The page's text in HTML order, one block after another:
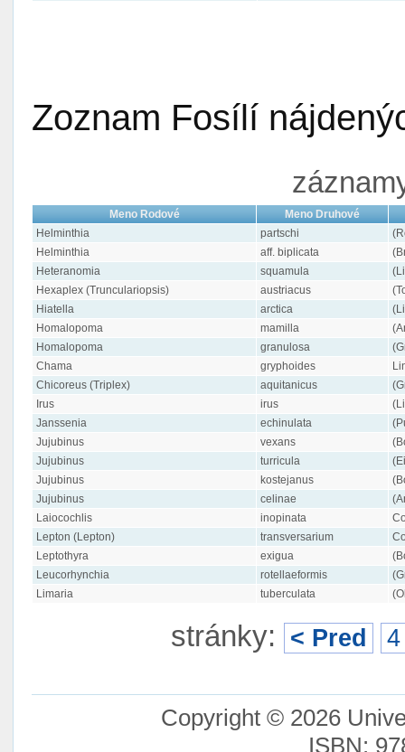
Zoznam Fosílí
Meno Rodové
Meno Druhové
Helminthia
partschi
Helminthia
aff. biplicata
Heteranomia
squamula
Hexaplex (Trunculariopsis)
austriacus
Hiatella
arctica
Homalopoma
mamilla
Homalopoma
granulosa
Chama
gryphoides
Chicoreus (Triplex)
aquitanicus
Irus
irus
Janssenia
echinulata
Jujubinus
vexans
Jujubinus
turricula
Jujubinus
kostejanus
Jujubinus
celinae
Laiocochlis
inopinata
Lepton (Lepton)
transversarium
Leptothyra
exigua
Leucorhynchia
rotellaeformis
Limaria
tuberculata
stránky: < Pred 4
Copyright © 2026
ISBN: